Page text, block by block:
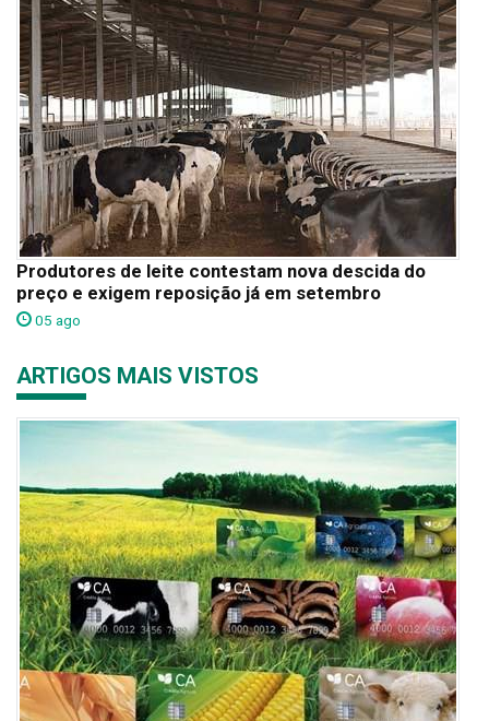
Produtores de leite contestam nova descida do
preço e exigem reposição já em setembro
05 ago
ARTIGOS MAIS VISTOS